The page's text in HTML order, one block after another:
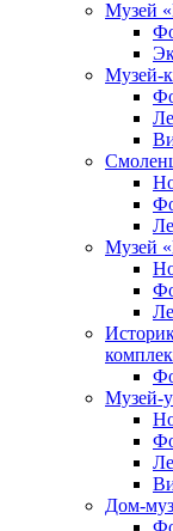
Музей
Музей-
Музей
Музей-
Дом-